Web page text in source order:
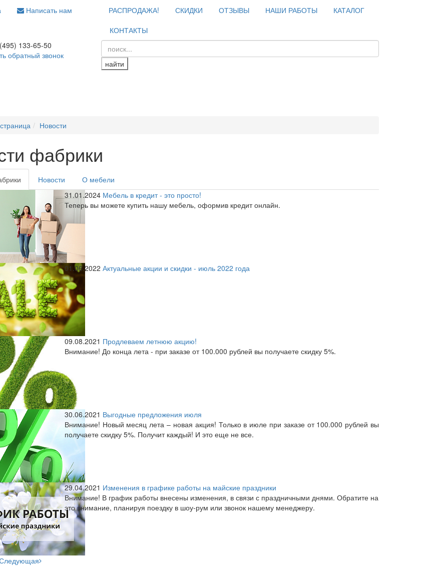
Написать нам РАСПРОДАЖА! СКИДКИ ОТЗЫВЫ НАШИ РАБОТЫ
КАТАЛОГ
КОНТАКТЫ
133-65-50
обратный звонок
найти
Новости
фабрики
Новости
О мебели
31.01.2024 Мебель в кредит - это просто!
Теперь вы можете купить нашу мебель, оформив кредит онлайн.
01.06.2022 Актуальные акции и скидки - июль 2022 года
09.08.2021 Продлеваем летнюю акцию!
Внимание! До конца лета - при заказе от 100.000 рублей вы получаете скидку 5%.
30.06.2021 Выгодные предложения июля
Внимание! Новый месяц лета – новая акция! Только в июле при заказе от 100.000 рублей вы
получаете скидку 5%. Получит каждый! И это еще не все.
29.04.2021 Изменения в графике работы на майские праздники
Внимание! В график работы внесены изменения, в связи с праздничными днями. Обратите на
это внимание, планируя поездку в шоу-рум или звонок нашему менеджеру.